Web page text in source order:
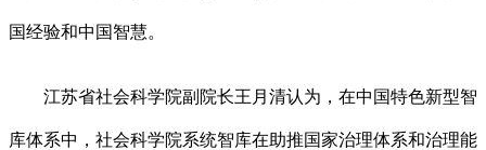
国经验和中国智慧。
江苏省社会科学院副院长王月清认为，在中国特色新型智
库体系中，社会科学院系统智库在助推国家治理体系和治理能